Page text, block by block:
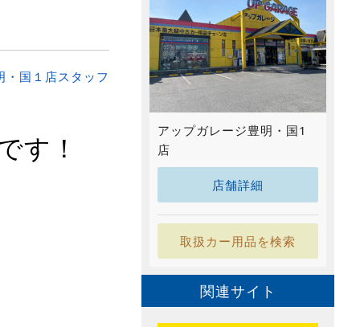
・国１店スタッフ
す！
アップガレージ豊明・国1
店
店舗詳細
取扱カー用品を検索
関連サイト